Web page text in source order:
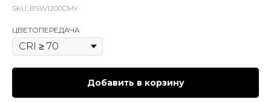
SKU: BSW1200CMY
ЦВЕТОПЕРЕДАЧА
Добавить в корзину